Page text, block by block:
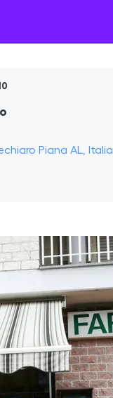
Piana AL, Italia